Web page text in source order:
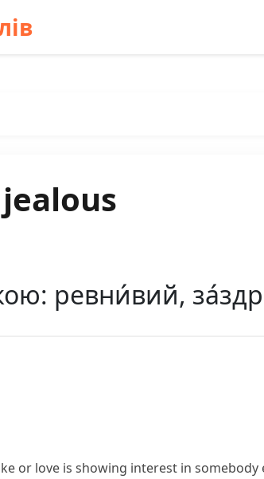
ревни́вий,
or love is showing interest in somebody